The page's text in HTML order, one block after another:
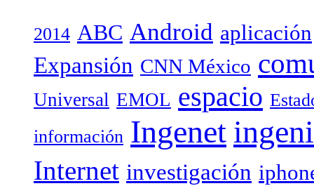
2014 ABC Android aplicación
Expansión CNN México
Universal EMOL espacio
información Ingenet
Internet investigación